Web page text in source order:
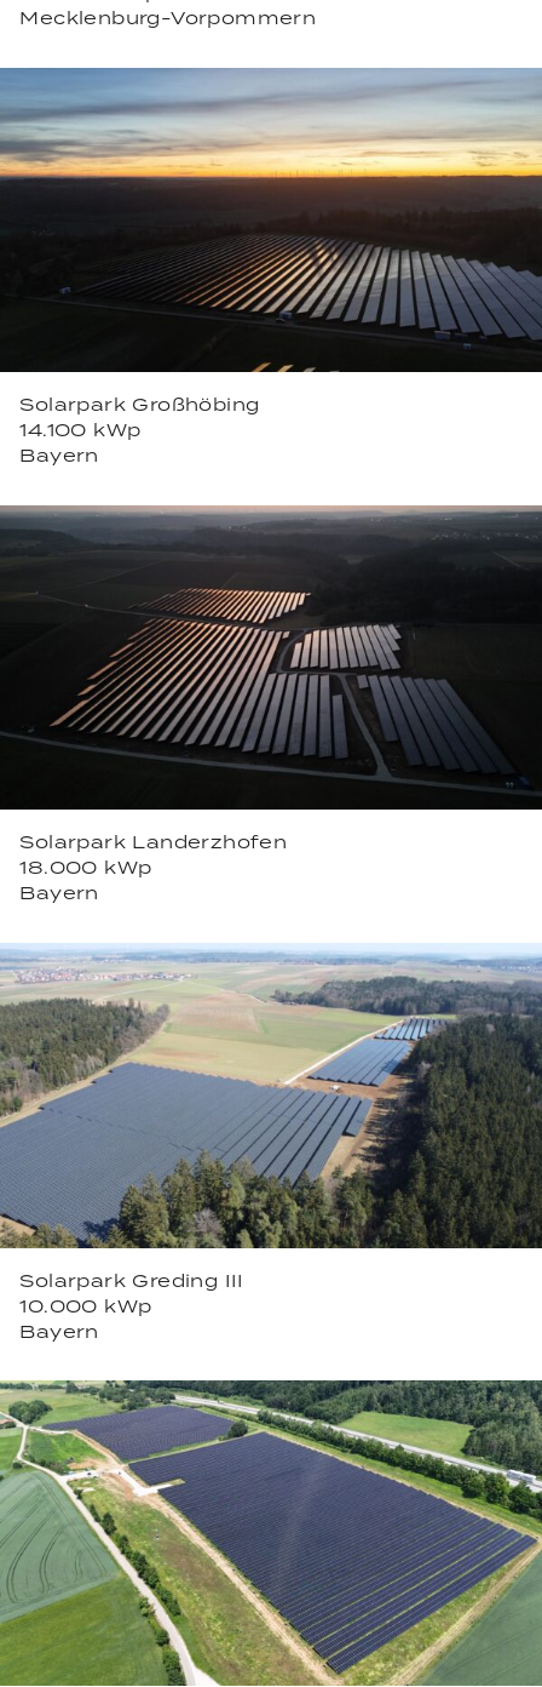
Mecklenburg-Vorpommern
Solarpark Großhöbing
14.100 kWp
Bayern
Solarpark Landerzhofen
18.000 kWp
Bayern
Solarpark Greding III
10.000 kWp
Bayern